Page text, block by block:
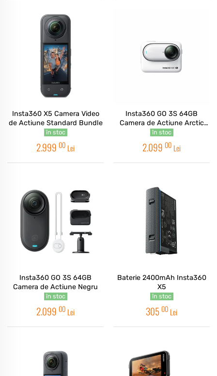
Insta360 X5 Camera Video
de Actiune Standard Bundle
în stoc
2.999 00 Lei
Insta360 GO 3S 64GB
Camera de Actiune Arctic
White
în stoc
2.099 00 Lei
Insta360 GO 3S 64GB
Camera de Actiune Negru
în stoc
2.099 00 Lei
Baterie 2400mAh Insta360
X5
în stoc
305 00 Lei